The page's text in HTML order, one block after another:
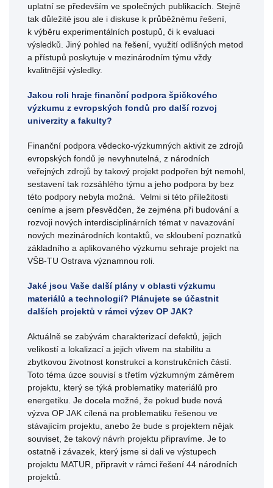
uplatní se především ve společných publikacích. Stejně
tak důležité jsou ale i diskuse k průběžnému řešení,
k výběru experimentálních postupů, či k evaluaci
výsledků. Jiný pohled na řešení, využití odlišných metod
a přístupů poskytuje v mezinárodním týmu vždy
kvalitnější výsledky.
Jakou roli hraje finanční podpora špičkového
výzkumu z evropských fondů pro další rozvoj
univerzity a fakulty?
Finanční podpora vědecko-výzkumných aktivit ze zdrojů
evropských fondů je nevyhnutelná, z národních
veřejných zdrojů by takový projekt podpořen být nemohl,
sestavení tak rozsáhlého týmu a jeho podpora by bez
této podpory nebyla možná. Velmi si této příležitosti
ceníme a jsem přesvědčen, že zejména při budování a
rozvoji nových interdisciplinárních témat v navazování
nových mezinárodních kontaktů, ve skloubení poznatků
základního a aplikovaného výzkumu sehraje projekt na
VŠB-TU Ostrava významnou roli.
Jaké jsou Vaše další plány v oblasti výzkumu
materiálů a technologií? Plánujete se účastnit
dalších projektů v rámci výzev OP JAK?
Aktuálně se zabývám charakterizací defektů, jejich
velikostí a lokalizací a jejich vlivem na stabilitu a
zbytkovou životnost konstrukcí a konstrukčních částí.
Toto téma úzce souvisí s třetím výzkumným záměrem
projektu, který se týká problematiky materiálů pro
energetiku. Je docela možné, že pokud bude nová
výzva OP JAK cílená na problematiku řešenou ve
stávajícím projektu, anebo že bude s projektem nějak
souviset, že takový návrh projektu připravíme. Je to
ostatně i závazek, který jsme si dali ve výstupech
projektu MATUR, připravit v rámci řešení 44 národních
projektů.